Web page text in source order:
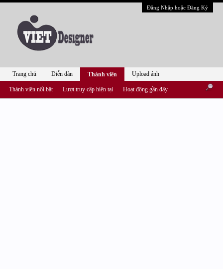
Đăng Nhập hoặc Đăng Ký
Trang chủ Diễn đàn Thành viên
Thành viên nổi bật Lượt truy cập hiện tại Hoạt động gần đây
Upload ảnh